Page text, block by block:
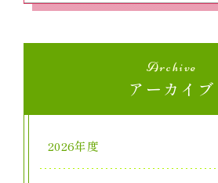
Archive
アーカイブ
2026年度